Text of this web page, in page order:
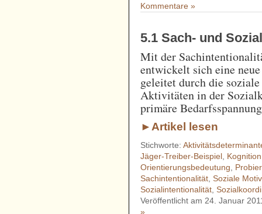
Kommentare »
5.1 Sach- und
Mit der
entwickelt sich eine
geleitet durch die
Aktivitäten in der
primäre
►Artikel lesen
Stichworte:
Jäger-Treiber-Beispiel Kognition
Orientierungsbedeutung
Sachintentionalität ,Soziale
Sozialintentionalität ,
Veröffentlicht am 24. Januar
»